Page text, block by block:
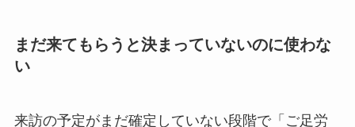
まだ来てもらうと決まっていないのに使わな
い
来訪の予定がまだ確定していない段階で「ご足労